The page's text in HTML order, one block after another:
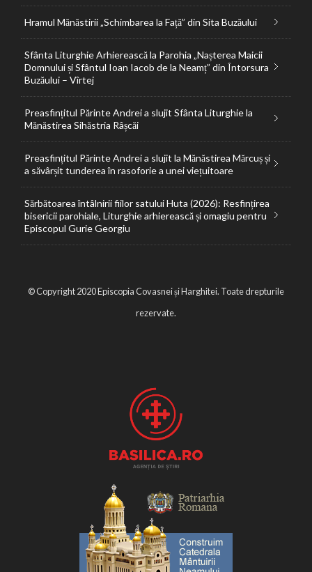
Hramul Mănăstirii „Schimbarea la Față” din Sita Buzăului
Sfânta Liturghie Arhierească la Parohia „Nașterea Maicii
Domnului și Sfântul Ioan Iacob de la Neamț” din Întorsura
Buzăului – Vîrtej
Preasfințitul Părinte Andrei a slujit Sfânta Liturghie la
Mănăstirea Sihăstria Râșcăi
Preasfințitul Părinte Andrei a slujit la Mănăstirea Mărcuș și
a săvârșit tunderea în rasoforie a unei viețuitoare
Sărbătoarea întâlnirii fiilor satului Huta (2026): Resfințirea
bisericii parohiale, Liturghie arhierească și omagiu pentru
Episcopul Gurie Georgiu
© Copyright 2020 Episcopia Covasnei și Harghitei. Toate drepturile
rezervate.